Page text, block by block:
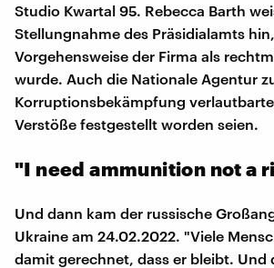
Studio Kwartal 95. Rebecca Barth
Stellungnahme des Präsidialamts
Vorgehensweise der Firma als
wurde. Auch die Nationale Agentur
Korruptionsbekämpfung
Verstöße festgestellt worden seien.
"I need ammunition not a
Und dann kam der russische
Ukraine am 24.02.2022. "Viele
damit gerechnet, dass er bleibt. Und